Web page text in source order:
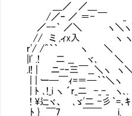
＿／ ／＿ 、
/／ｰ ／ ＝- ￣ _
／--｀ ／＼ ヽ＼ヽ
// ミ ,ィx入 ヽ ヽヽ
r'/ /^｀｀ ヽ ＼ ‘，
|l' .! 二 __ ヾ､ ＼ ‘
.l! | ニ-‐三￣__＼ヽ ヽ
| | ー─￣ｨ=＝─｀`＼ヽ
| ﾄ ､!_i ヽ ´r_二 -_-_ ヽ､
! \辷ヾ、 ､ゞ'二 -彡｀=､
ﾄ } ￣7 ￣￣ i. Ⅳﾏ